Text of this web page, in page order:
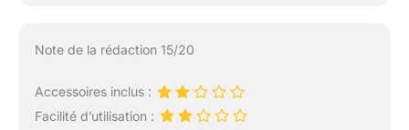
Note de la rédaction 15/20
Accessoires inclus :
Facilité d’utilisation :